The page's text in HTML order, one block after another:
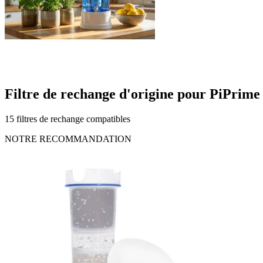
Filtre de rechange d'origine pour
15 filtres de rechange compatibles
NOTRE RECOMMANDATION